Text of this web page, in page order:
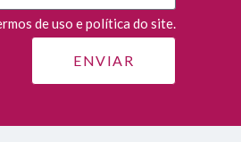
de uso e política do site.